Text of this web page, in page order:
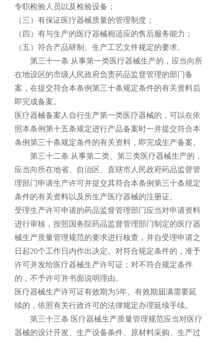
专职检验人员以及检验设备；
（三）有保证医疗器械质量的管理制度；
（四）有与生产的医疗器械相适应的售后服务能力；
（五）符合产品研制、生产工艺文件规定的要求。
第三十一条 从事第一类医疗器械生产的，应当向所
在地设区的市级人民政府负责药品监督管理的部门备
案，在提交符合本条例第三十条规定条件的有关资料后
即完成备案。
医疗器械备案人自行生产第一类医疗器械的，可以在依
照本条例第十五条规定进行产品备案时一并提交符合本
条例第三十条规定条件的有关资料，即完成生产备案。
第三十二条 从事第二类、第三类医疗器械生产的，
应当向所在地省、自治区、直辖市人民政府药品监督管
理部门申请生产许可并提交其符合本条例第三十条规定
条件的有关资料以及所生产医疗器械的注册证。
受理生产许可申请的药品监督管理部门应当对申请资料
进行审核，按照国务院药品监督管理部门制定的医疗器
械生产质量管理规范的要求进行核查，并自受理申请之
日起20个工作日内作出决定。对符合规定条件的，准予
许可并发给医疗器械生产许可证；对不符合规定条件
的，不予许可并书面说明理由。
医疗器械生产许可证有效期为5年。有效期届满需要延
续的，依照有关行政许可的法律规定办理延续手续。
第三十三条 医疗器械生产质量管理规范应当对医疗
器械的设计开发、生产设备条件、原材料采购、生产过